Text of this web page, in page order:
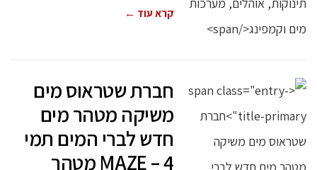
קרא עוד ←
חברת שטראוס מים
משיקה מטהר מים
חדש לברי המים תמי
4 – MAZE מטהר